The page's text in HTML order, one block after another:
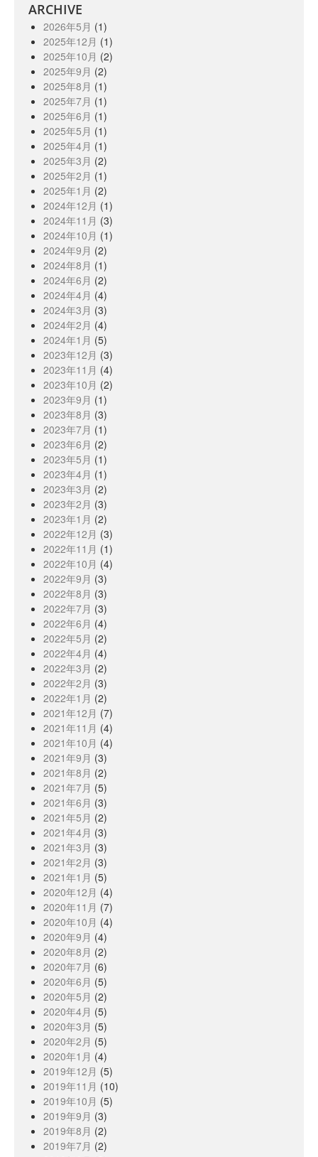
ARCHIVE
2026年5月 (1)
2025年12月 (1)
2025年10月 (2)
2025年9月 (2)
2025年8月 (1)
2025年7月 (1)
2025年6月 (1)
2025年5月 (1)
2025年4月 (1)
2025年3月 (2)
2025年2月 (1)
2025年1月 (2)
2024年12月 (1)
2024年11月 (3)
2024年10月 (1)
2024年9月 (2)
2024年8月 (1)
2024年6月 (2)
2024年4月 (4)
2024年3月 (3)
2024年2月 (4)
2024年1月 (5)
2023年12月 (3)
2023年11月 (4)
2023年10月 (2)
2023年9月 (1)
2023年8月 (3)
2023年7月 (1)
2023年6月 (2)
2023年5月 (1)
2023年4月 (1)
2023年3月 (2)
2023年2月 (3)
2023年1月 (2)
2022年12月 (3)
2022年11月 (1)
2022年10月 (4)
2022年9月 (3)
2022年8月 (3)
2022年7月 (3)
2022年6月 (4)
2022年5月 (2)
2022年4月 (4)
2022年3月 (2)
2022年2月 (3)
2022年1月 (2)
2021年12月 (7)
2021年11月 (4)
2021年10月 (4)
2021年9月 (3)
2021年8月 (2)
2021年7月 (5)
2021年6月 (3)
2021年5月 (2)
2021年4月 (3)
2021年3月 (3)
2021年2月 (3)
2021年1月 (5)
2020年12月 (4)
2020年11月 (7)
2020年10月 (4)
2020年9月 (4)
2020年8月 (2)
2020年7月 (6)
2020年6月 (5)
2020年5月 (2)
2020年4月 (5)
2020年3月 (5)
2020年2月 (5)
2020年1月 (4)
2019年12月 (5)
2019年11月 (10)
2019年10月 (5)
2019年9月 (3)
2019年8月 (2)
2019年7月 (2)